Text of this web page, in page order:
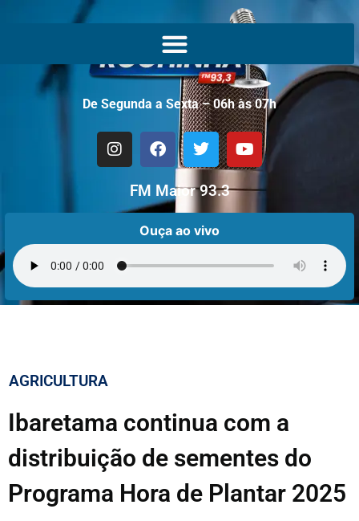
De Segunda a Sexta – 06h às 07h
FM Maior 93.3
Ouça ao vivo
AGRICULTURA
Ibaretama continua com a
distribuição de sementes do
Programa Hora de Plantar 2025